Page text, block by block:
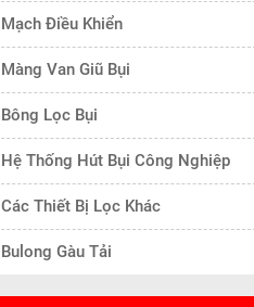
Mạch Điều Khiển
Màng Van Giũ Bụi
Bông Lọc Bụi
Hệ Thống Hút Bụi Công Nghiệp
Các Thiết Bị Lọc Khác
Bulong Gàu Tải